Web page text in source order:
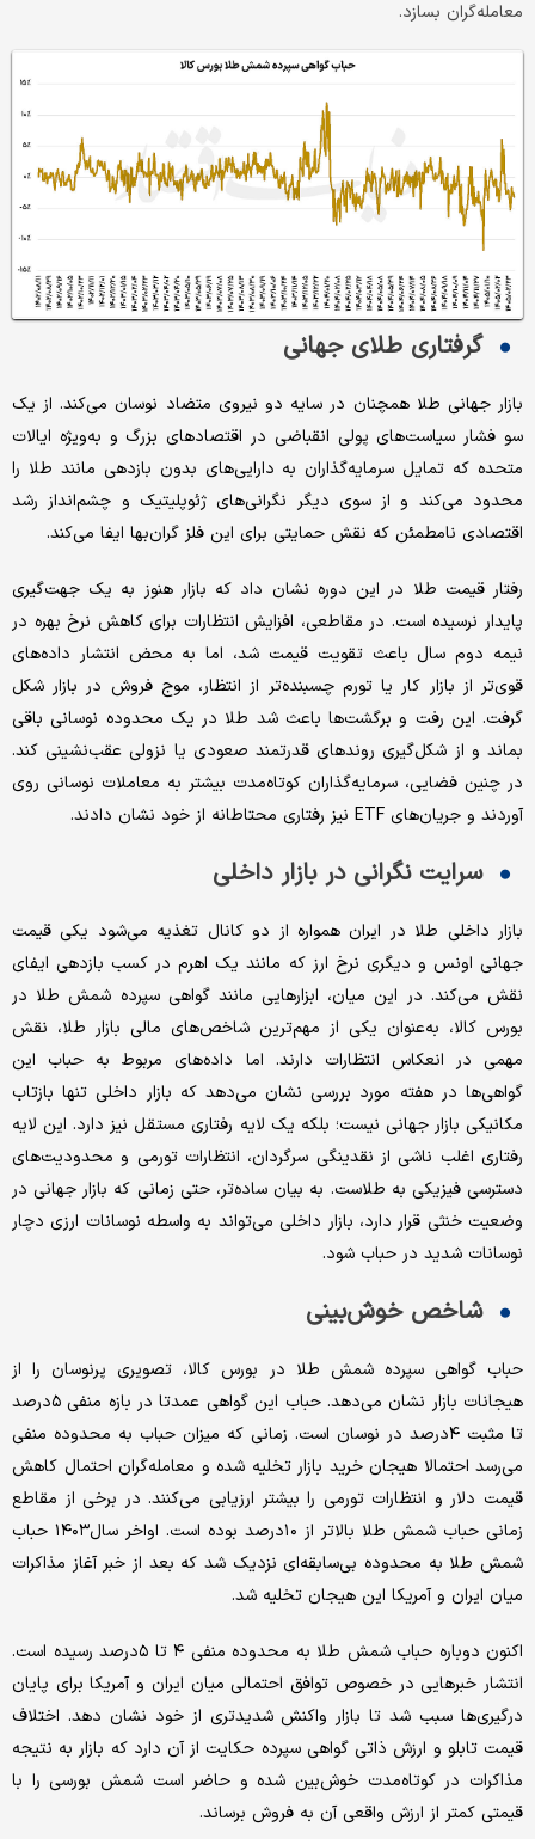
معامله‌گران بسازد.
گرفتاری طلای جهانی
بازار جهانی طلا همچنان در سایه دو نیروی متضاد نوسان می‌کند. از یک
سو فشار سیاست‌های پولی انقباضی در اقتصادهای بزرگ و به‌ویژه ایالات
متحده که تمایل سرمایه‌گذاران به دارایی‌های بدون بازدهی مانند طلا را
محدود می‌کند و از سوی دیگر نگرانی‌های ژئوپلیتیک و چشم‌انداز رشد
اقتصادی نامطمئن که نقش حمایتی برای این فلز گران‌بها ایفا می‌کند.
رفتار قیمت طلا در این دوره نشان داد که بازار هنوز به یک جهت‌گیری
پایدار نرسیده است. در مقاطعی، افزایش انتظارات برای کاهش نرخ بهره در
نیمه دوم سال باعث تقویت قیمت شد، اما به محض انتشار داده‌های
قوی‌تر از بازار کار یا تورم چسبنده‌تر از انتظار، موج فروش در بازار شکل
گرفت. این رفت و برگشت‌ها باعث شد طلا در یک محدوده نوسانی باقی
بماند و از شکل‌گیری روندهای قدرتمند صعودی یا نزولی عقب‌نشینی کند.
در چنین فضایی، سرمایه‌گذاران کوتاه‌مدت بیشتر به معاملات نوسانی روی
آوردند و جریان‌های ETF نیز رفتاری محتاطانه از خود نشان دادند.
سرایت نگرانی در بازار داخلی
بازار داخلی طلا در ایران همواره از دو کانال تغذیه می‌شود یکی قیمت
جهانی اونس و دیگری نرخ ارز که مانند یک اهرم در کسب بازدهی ایفای
نقش می‌کند. در این میان، ابزارهایی مانند گواهی سپرده شمش طلا در
بورس کالا، به‌عنوان یکی از مهم‌ترین شاخص‌های مالی بازار طلا، نقش
مهمی در انعکاس انتظارات دارند. اما داده‌های مربوط به حباب این
گواهی‌ها در هفته مورد بررسی نشان می‌دهد که بازار داخلی تنها بازتاب
مکانیکی بازار جهانی نیست؛ بلکه یک لایه رفتاری مستقل نیز دارد. این لایه
رفتاری اغلب ناشی از نقدینگی سرگردان، انتظارات تورمی و محدودیت‌های
دسترسی فیزیکی به طلاست. به بیان ساده‌تر، حتی زمانی که بازار جهانی در
وضعیت خنثی قرار دارد، بازار داخلی می‌تواند به واسطه نوسانات ارزی دچار
نوسانات شدید در حباب شود.
شاخص خوش‌بینی
حباب گواهی سپرده شمش طلا در بورس کالا، تصویری پرنوسان را از
هیجانات بازار نشان می‌دهد. حباب این گواهی عمدتا در بازه منفی ۵درصد
تا مثبت ۴درصد در نوسان است. زمانی که میزان حباب به محدوده منفی
می‌رسد احتمالا هیجان خرید بازار تخلیه شده و معامله‌گران احتمال کاهش
قیمت دلار و انتظارات تورمی را بیشتر ارزیابی می‌کنند. در برخی از مقاطع
زمانی حباب شمش طلا بالاتر از ۱۰درصد بوده است. اواخر سال۱۴۰۳ حباب
شمش طلا به محدوده بی‌سابقه‌ای نزدیک شد که بعد از خبر آغاز مذاکرات
میان ایران و آمریکا این هیجان تخلیه شد.
اکنون دوباره حباب شمش طلا به محدوده منفی ۴ تا ۵درصد رسیده است.
انتشار خبرهایی در خصوص توافق احتمالی میان ایران و آمریکا برای پایان
درگیری‌ها سبب شد تا بازار واکنش شدیدتری از خود نشان دهد. اختلاف
قیمت تابلو و ارزش ذاتی گواهی سپرده حکایت از آن دارد که بازار به نتیجه
مذاکرات در کوتاه‌مدت خوش‌بین شده و حاضر است شمش بورسی را با
قیمتی کمتر از ارزش واقعی آن به فروش برساند.